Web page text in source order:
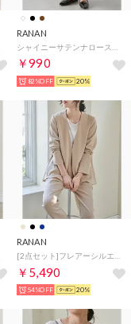
RANAN
￥990
82%OFF 20%
RANAN
￥5,490
54%OFF 20%